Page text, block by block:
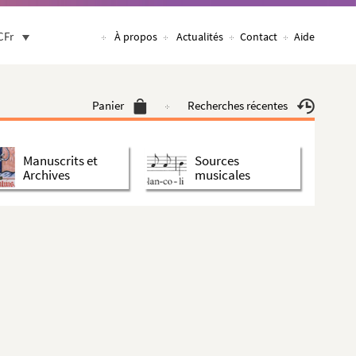
À propos Actualités Contact Aide
Panier Recherches récentes
Manuscrits et
Archives
Sources
musicales